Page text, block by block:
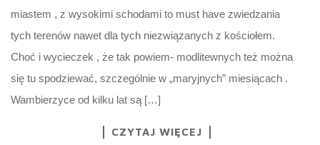
miastem , z wysokimi schodami to must have zwiedzania
tych terenów nawet dla tych niezwiązanych z kościołem.
Choć i wycieczek , że tak powiem- modlitewnych też można
się tu spodziewać, szczególnie w „maryjnych” miesiącach .
Wambierzyce od kilku lat są […]
CZYTAJ WIĘCEJ